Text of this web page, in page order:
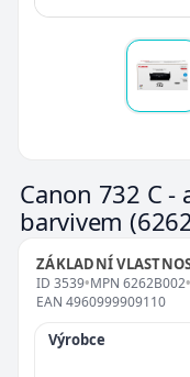
Canon 732 C -
barvivem
ZÁKLADNÍ
ID 3539•MPN 6262B002•
EAN 4960999909110
Výrobce